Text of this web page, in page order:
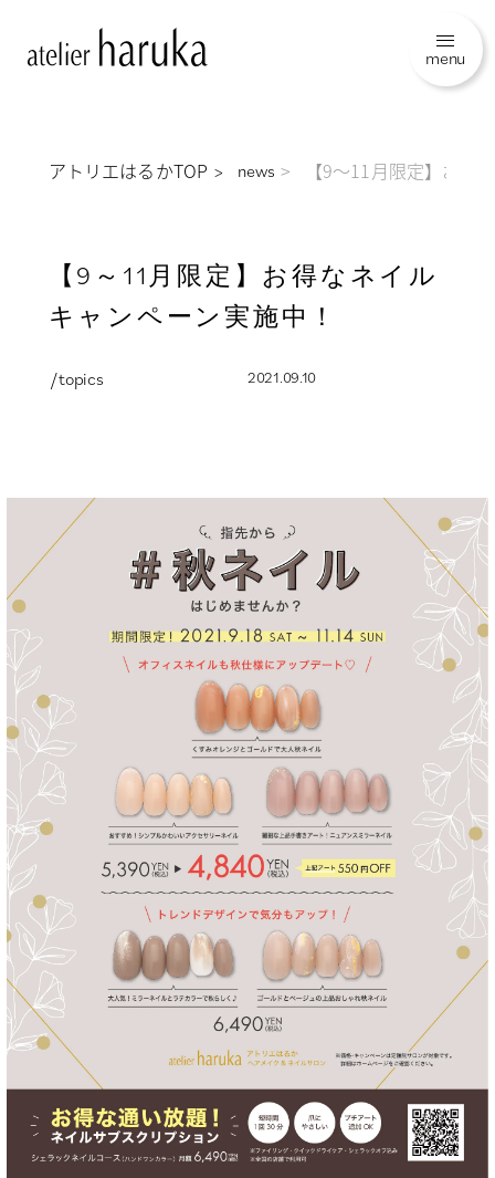
menu
アトリエはるかTOP news 【9～11月限定】お得
【9～11月限定】お得なネイル
キャンペーン実施中！
/ topics 2021.09.10